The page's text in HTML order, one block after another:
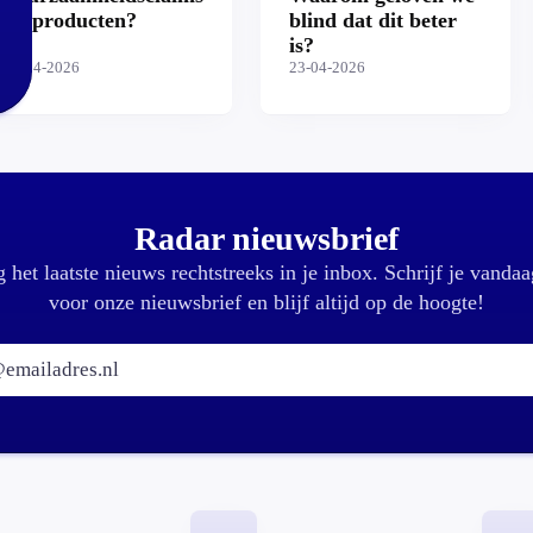
op producten?
30-04-2026
blind dat dit beter
is?
23-04-2026
Radar nieuwsbrief
het laatste nieuws rechtstreeks in je inbox. Schrijf je
voor onze nieuwsbrief en blijf altijd op de hoogte!
E-mailadres: